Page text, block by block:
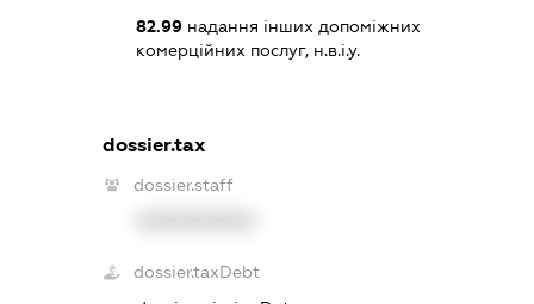
82.99надання інших допоміжних
комерційних послуг, н.в.і.у.
dossier.tax
dossier.staff
dossier.taxDebt